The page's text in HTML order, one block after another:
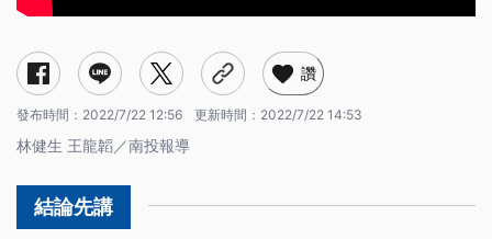
讚
發布時間： 2022/7/22 12:56 更新時間： 2022/7/22 14:53
林健生 王龍韜／南投報導